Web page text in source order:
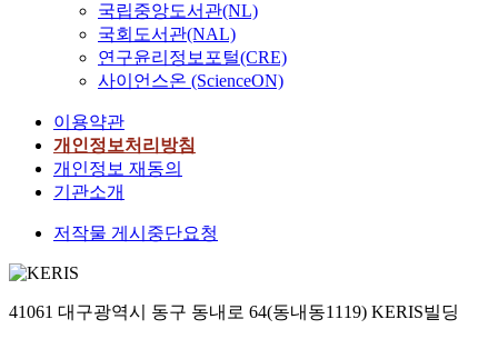
r
국립중앙도서관(NL)
국회도서관(NAL)
연구윤리정보포털(CRE)
사이언스온 (ScienceON)
이용약관
개인정보처리방침
개인정보 재동의
기관소개
저작물 게시중단요청
41061 대구광역시 동구 동내로 64(동내동1119) KERIS빌딩